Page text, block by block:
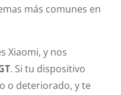
más comunes en
Xiaomi, y nos
. Si tu dispositivo
o deteriorado, y te